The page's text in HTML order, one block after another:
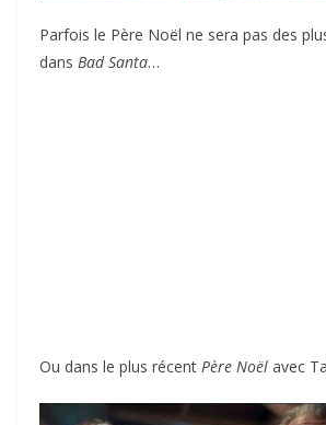
Parfois le Père Noël ne sera pas des
dans Bad Santa…
Ou dans le plus récent Père Noël avec